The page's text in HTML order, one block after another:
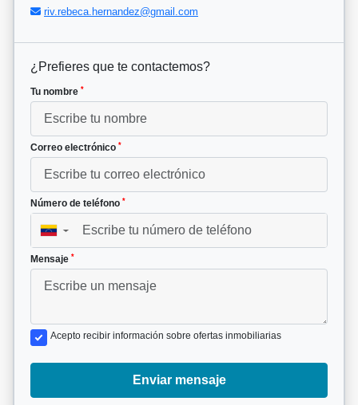
riv.rebeca.hernandez@gmail.com
¿Prefieres que te contactemos?
Tu nombre *
Correo electrónico *
Número de teléfono *
▼
Mensaje *
Acepto recibir información sobre ofertas inmobiliarias
Enviar mensaje